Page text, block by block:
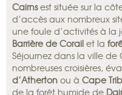
Cairnsest située sur la
d’accès aux nombreux
une foule d’activités à la
Barrière de Corail et la
Séjournez dans la ville de
nombreuses croisières,
d’Atherton ou à Cape
de la forêt humide de